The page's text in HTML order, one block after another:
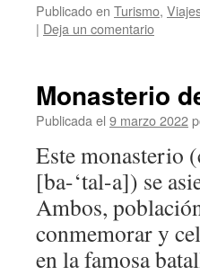
Publicado en Turismo,
| Deja un comentario
Monasterio
Publicada el 9 marzo 2022
Este monasterio
[ba-‘tal-a]) se
Ambos,
conmemorar y
en la famosa